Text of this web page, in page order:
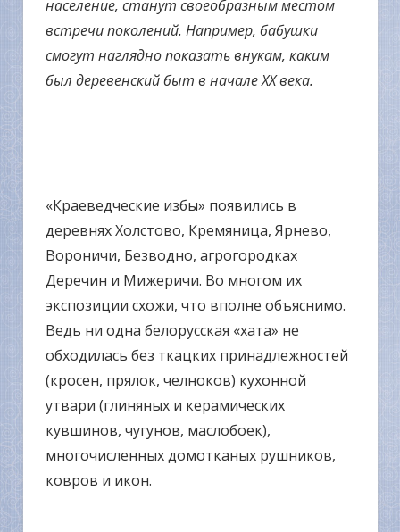
население, станут своеобразным местом
встречи поколений. Например, бабушки
смогут наглядно показать внукам, каким
был деревенский быт в начале ХХ века.
«Краеведческие избы» появились в
деревнях Холстово, Кремяница, Ярнево,
Вороничи, Безводно, агрогородках
Деречин и Мижеричи. Во многом их
экспозиции схожи, что вполне объяснимо.
Ведь ни одна белорусская «хата» не
обходилась без ткацких принадлежностей
(кросен, прялок, челноков) кухонной
утвари (глиняных и керамических
кувшинов, чугунов, маслобоек),
многочисленных домотканых рушников,
ковров и икон.